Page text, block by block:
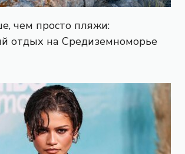
чем просто пляжи:
отдых на Средиземноморье